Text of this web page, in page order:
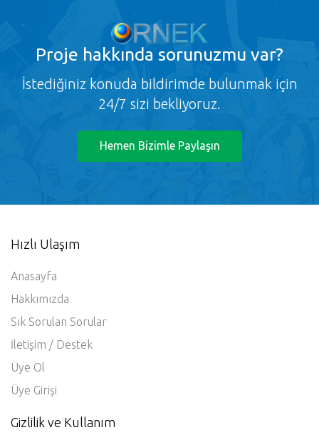
Proje hakkında sorunuzmu var?
İstediğiniz konuda bildirimde bulunmak için
24/7 sizi bekliyoruz.
Hemen Bizimle Paylaşın
Hızlı Ulaşım
Anasayfa
Hakkımızda
Sık Sorulan Sorular
İletişim / Destek
Üye Ol
Üye Girişi
Gizlilik ve Kullanım